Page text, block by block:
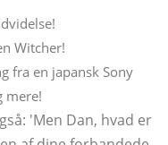
Witcher!
fra en japansk Sony
mere!
'Men Dan, hvad er